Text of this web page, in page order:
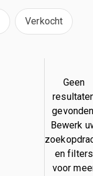
Verkocht
Geen
Bewerk
en filters
voor